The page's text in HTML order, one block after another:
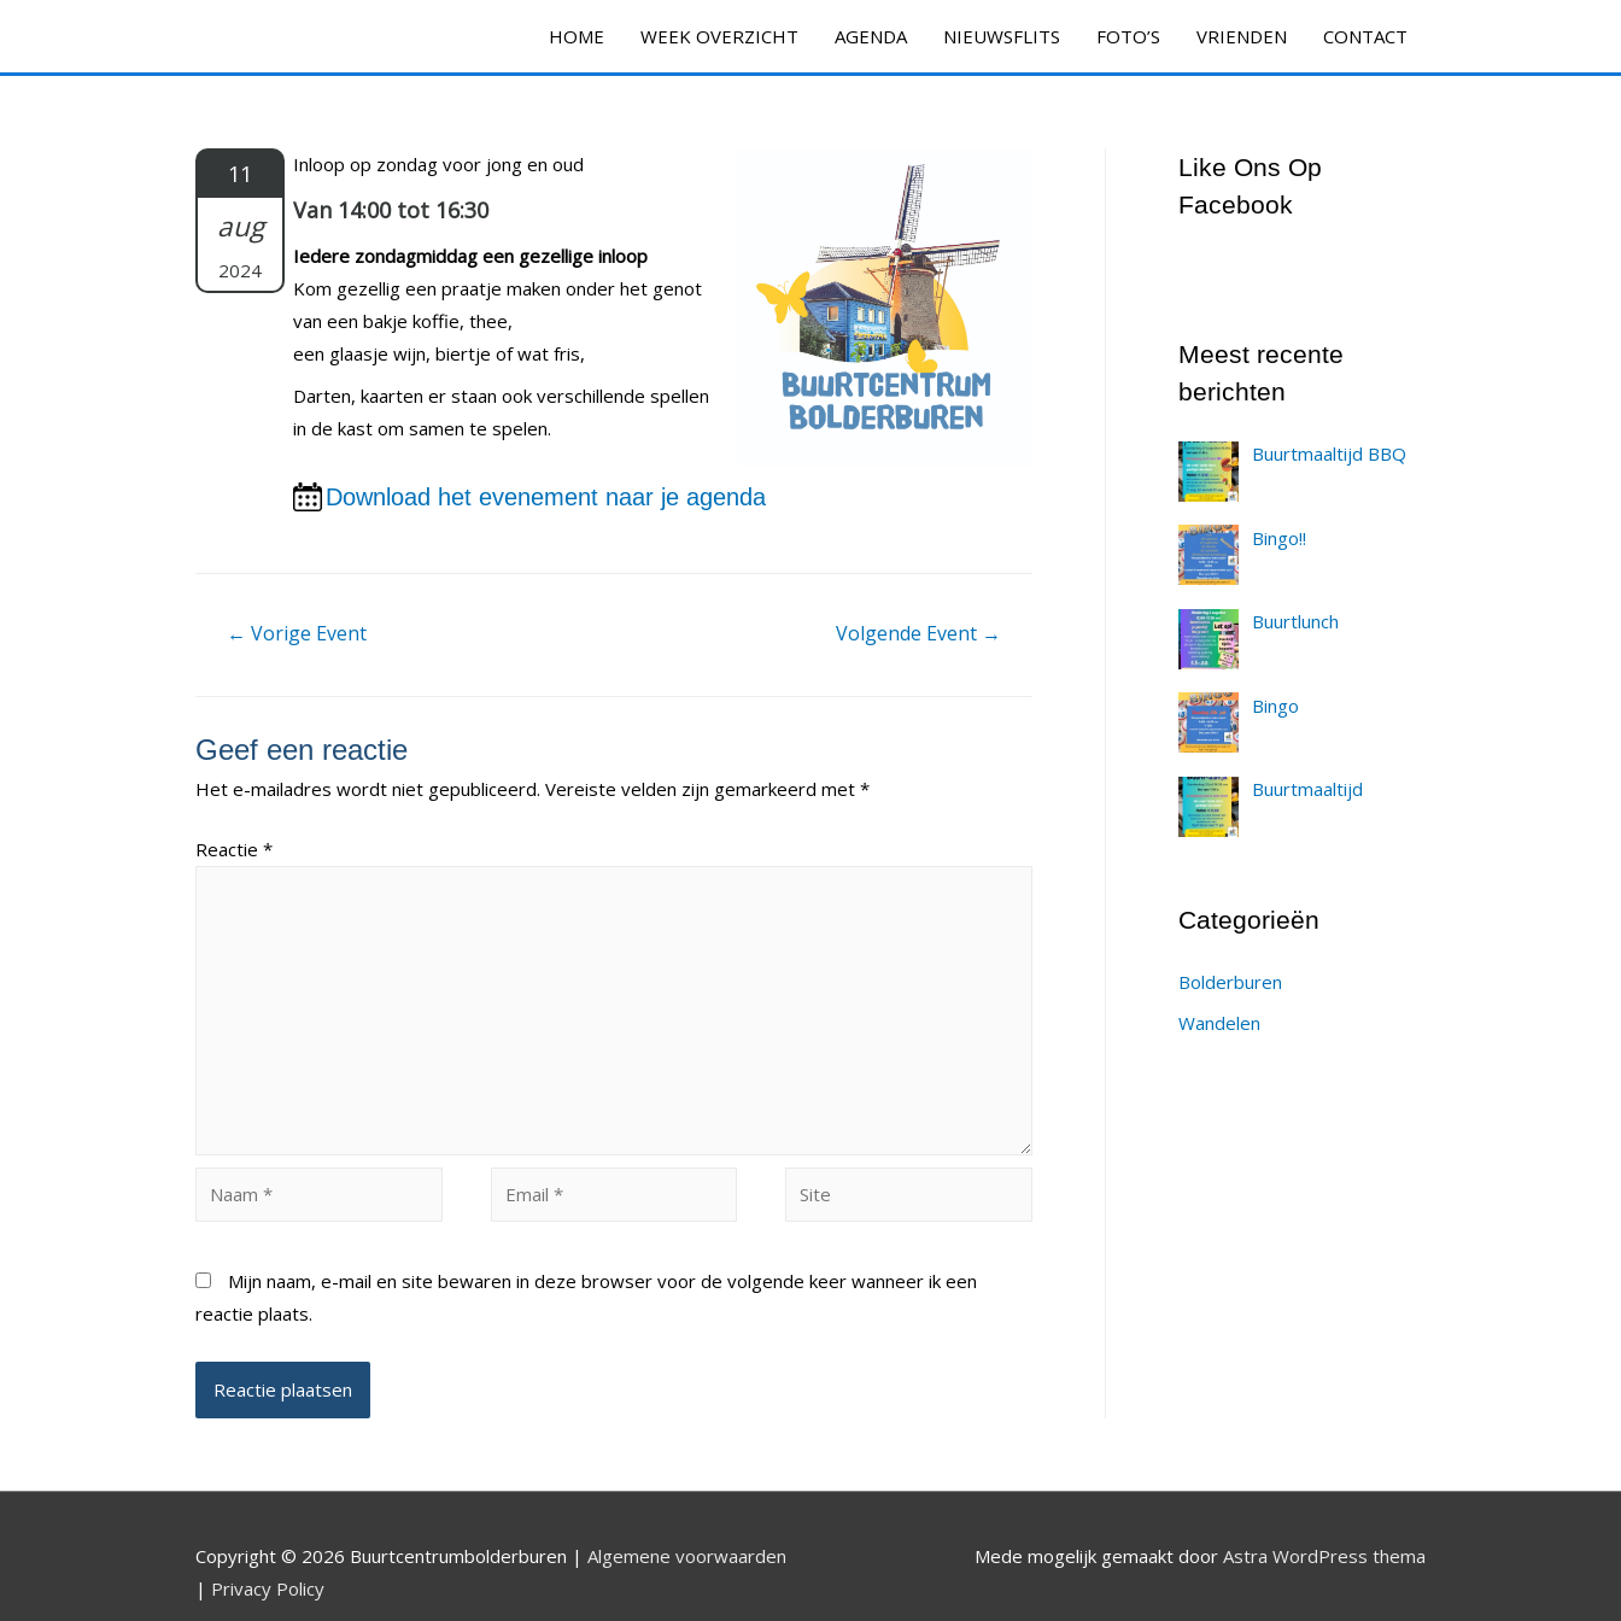
inhoud
HOME WEEK OVERZICHT AGENDA NIEUWSFLITS FOTO’S VRIENDEN CONTACT
11
aug
2024
Inloop op zondag voor jong en oud
Van 14:00 tot 16:30
Iedere zondagmiddag een gezellige inloop
Kom gezellig een praatje maken onder het genot
van een bakje koffie, thee,
een glaasje wijn, biertje of wat fris,
Darten, kaarten er staan ook verschillende spellen
in de kast om samen te spelen.
Download het evenement naar je agenda
Berichtnavigatie
← Vorige Event Volgende Event →
Geef een reactie
Het e-mailadres wordt niet gepubliceerd. Vereiste velden zijn gemarkeerd met *
Reactie *
Mijn naam, e-mail en site bewaren in deze browser voor de volgende keer wanneer ik een
reactie plaats.
Like Ons Op
Facebook
Meest recente
berichten
Buurtmaaltijd BBQ
Bingo!!
Buurtlunch
Bingo
Buurtmaaltijd
Categorieën
Bolderburen
Wandelen
Copyright © 2026 Buurtcentrumbolderburen | Algemene voorwaarden
| Privacy Policy
Mede mogelijk gemaakt door Astra WordPress thema